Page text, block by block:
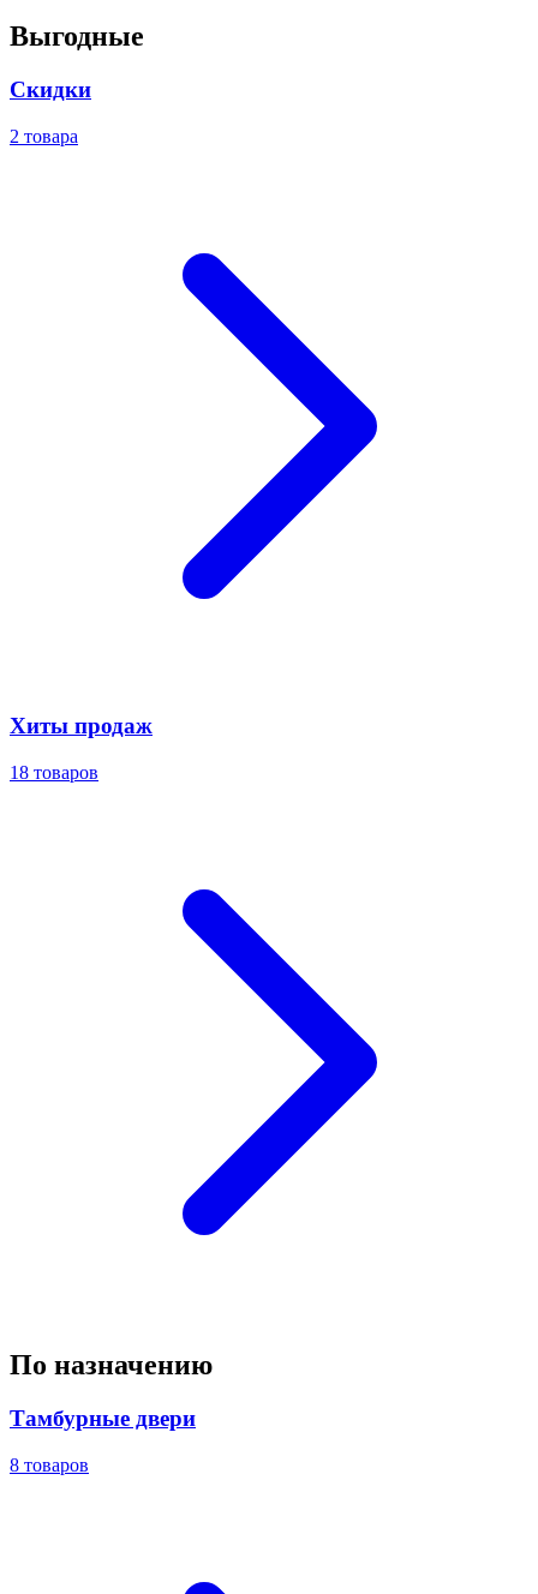
Выгодные
Скидки
2 товара
Хиты продаж
18 товаров
По назначению
Тамбурные двери
8 товаров